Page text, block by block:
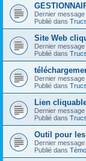
Dernier
Publié dans
Site Web
Dernier
Publié dans
Dernier
Publié dans
Lien
Dernier
Publié dans
Outil pour
Dernier
Publié dans